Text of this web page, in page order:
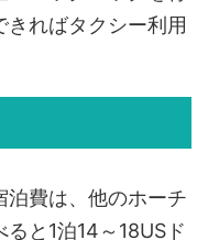
ればタクシー利用
泊費は、他のホーチ
と1泊14～18USド